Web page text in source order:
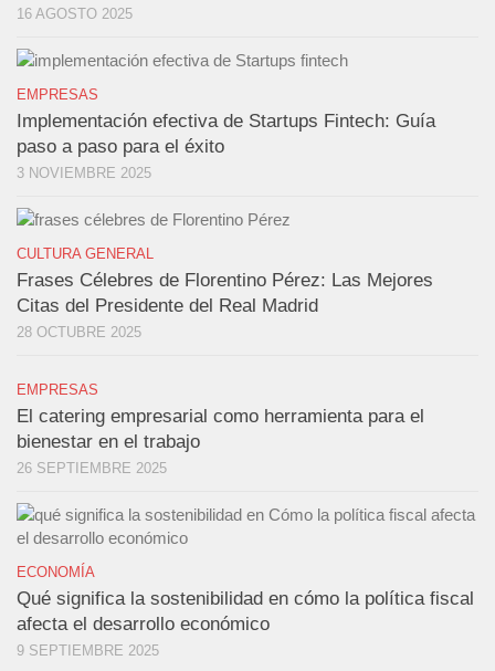
16 AGOSTO 2025
EMPRESAS
Implementación efectiva de Startups Fintech: Guía
paso a paso para el éxito
3 NOVIEMBRE 2025
CULTURA GENERAL
Frases Célebres de Florentino Pérez: Las Mejores
Citas del Presidente del Real Madrid
28 OCTUBRE 2025
EMPRESAS
El catering empresarial como herramienta para el
bienestar en el trabajo
26 SEPTIEMBRE 2025
ECONOMÍA
Qué significa la sostenibilidad en cómo la política fiscal
afecta el desarrollo económico
9 SEPTIEMBRE 2025